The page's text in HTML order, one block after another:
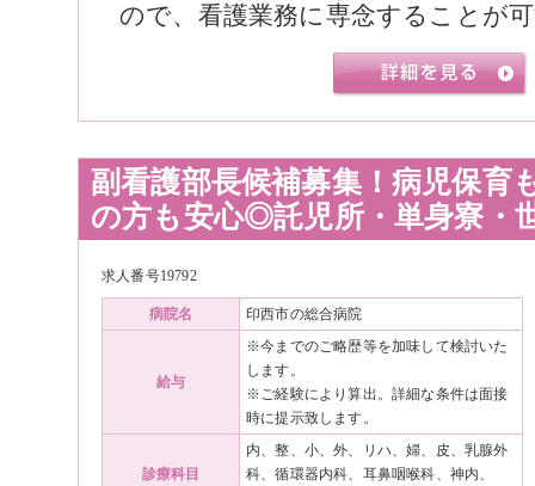
ので、看護業務に専念することが
副看護部長候補募集！病児保育
の方も安心◎託児所・単身寮・
求人番号19792
病院名 印西市の総合病院
給与
※今までのご略歴等を加味して検討いた
します。
※ご経験により算出。詳細な条件は面接
時に提示致します。
診療科目
内、整、小、外、リハ、婦、皮、乳腺外
科、循環器内科、耳鼻咽喉科、神内、